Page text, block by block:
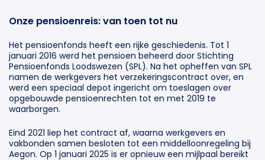
Onze pensioenreis: van toen tot nu
Het pensioenfonds heeft een rijke geschiedenis. Tot 1
januari 2016 werd het pensioen beheerd door Stichting
Pensioenfonds Loodswezen (SPL). Na het opheffen van SPL
namen de werkgevers het verzekeringscontract over, en
werd een speciaal depot ingericht om toeslagen over
opgebouwde pensioenrechten tot en met 2019 te
waarborgen.
Eind 2021 liep het contract af, waarna werkgevers en
vakbonden samen besloten tot een middelloonregeling bij
Aegon. Op 1 januari 2025 is er opnieuw een mijlpaal bereikt